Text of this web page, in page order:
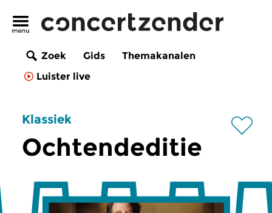
Zoek Gids
Themakanalen
Luister live
Klassiek
Ochtendeditie